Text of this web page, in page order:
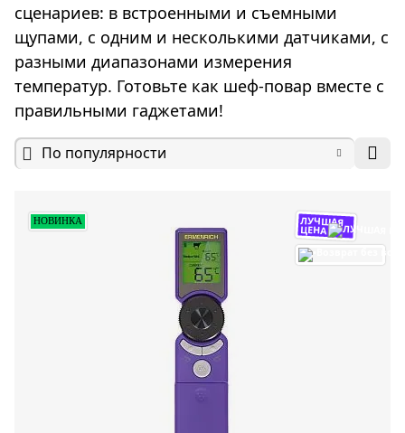
сценариев: в встроенными и съемными
щупами, с одним и несколькими датчиками, с
разными диапазонами измерения
температур. Готовьте как шеф-повар вместе с
правильными гаджетами!
По популярности
НОВИНКА ЛУЧШАЯ
ЦЕНА